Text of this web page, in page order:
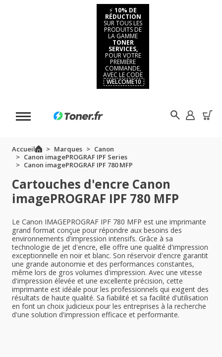
⚡ 10% DE
RÉDUCTION
SUR TOUS LES
PRODUITS DE
LA GAMME
TONER
SERVICES,
POUR VOTRE
PREMIÈRE
COMMANDE,
AVEC LE CODE
WELCOME10
Accueil Marques
Canon
Canon imagePROGRAF IPF Series
Canon imagePROGRAF IPF 780 MFP
Cartouches d'encre Canon
imagePROGRAF IPF 780 MFP
Le Canon IMAGEPROGRAF IPF 780 MFP est une imprimante
grand format conçue pour répondre aux besoins des
environnements d'impression intensifs. Grâce à sa
technologie de jet d'encre, elle offre une qualité d'impression
exceptionnelle en noir et blanc. Son réservoir d'encre garantit
une grande autonomie et des performances constantes,
même lors de gros volumes d'impression. Avec une vitesse
d'impression élevée et une excellente précision, cette
imprimante est idéale pour les professionnels qui exigent des
résultats de haute qualité. Sa fiabilité et sa facilité d'utilisation
en font un choix judicieux pour les entreprises à la recherche
d'une solution d'impression efficace et performante.